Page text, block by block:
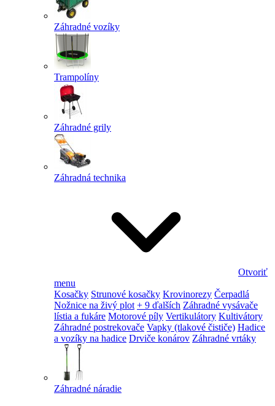
Záhradné vozíky
Trampolíny
Záhradné grily
Záhradná technika
Otvoriť
menu
Kosačky Strunové kosačky Krovinorezy Čerpadlá
Nožnice na živý plot + 9 ďalších Záhradné vysávače
lístia a fukáre Motorové píly Vertikulátory Kultivátory
Záhradné postrekovače Vapky (tlakové čističe) Hadice
a vozíky na hadice Drviče konárov Záhradné vrtáky
Záhradné náradie